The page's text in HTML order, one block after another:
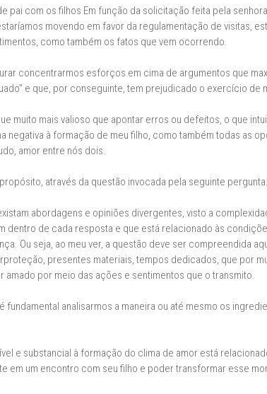
pai com os filhos Em função da solicitação feita pela
movendo em favor da regulamentação de visitas,
como também os fatos que vem ocorrendo.
concentrarmos esforços em cima de argumentos que
e que, por conseguinte, tem prejudicado o exercício de
muito mais valioso que apontar erros ou defeitos, o que
negativa à formação de meu filho, como também todas as
amor entre nós dois.
através da questão invocada pela seguinte
abordagens e opiniões divergentes, visto a
dentro de cada resposta e que está relacionado às
Ou seja, ao meu ver, a questão deve ser compreendida
presentes materiais, tempos dedicados, que por
amado por meio das ações e sentimentos que o transmito.
analisarmos a maneira ou até mesmo os
e substancial à formação do clima de amor está
em um encontro com seu filho e poder transformar esse